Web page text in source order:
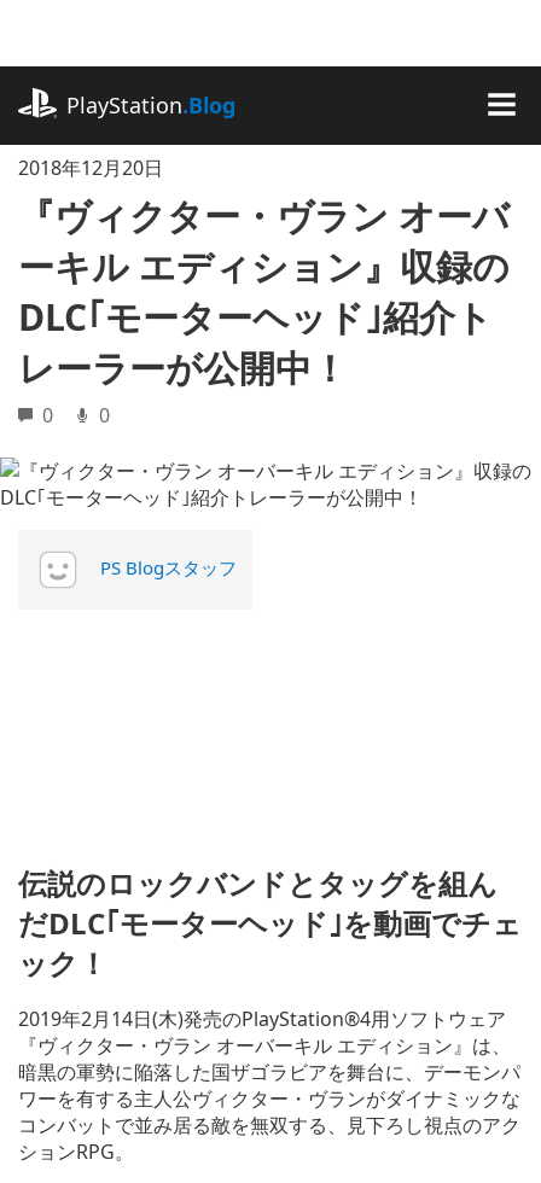
に
キ
ッ
プ
PlayStation.Blog
2018年12月20日
『ヴィクター・ヴラン オーバ
ーキル エディション』収録の
DLC｢モーターヘッド｣紹介ト
レーラーが公開中！
0 0
PS Blogスタッフ
伝説のロックバンドとタッグを組ん
だDLC｢モーターヘッド｣を動画でチェ
ック！
2019年2月14日(木)発売のPlayStation®4用ソフトウェア
『ヴィクター・ヴラン オーバーキル エディション』は、
暗黒の軍勢に陥落した国ザゴラビアを舞台に、デーモンパ
ワーを有する主人公ヴィクター・ヴランがダイナミックな
コンバットで並み居る敵を無双する、見下ろし視点のアク
ションRPG。